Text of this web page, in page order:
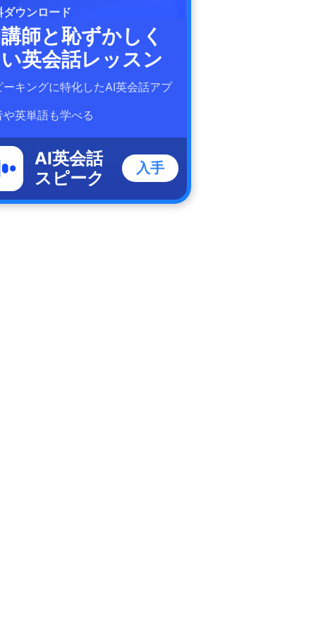
ダウンロード
師と恥ずかしく
英会話レッスン
ーキングに特化したAI英会話アプ
や英単語も学べる
AI英会話
スピーク
入手